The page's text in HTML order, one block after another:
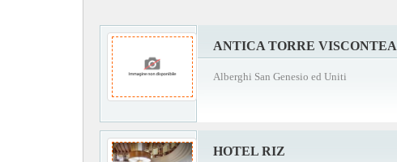
ANTICA TORRE VISCONTEA
Alberghi San Genesio ed Uniti
HOTEL RIZ